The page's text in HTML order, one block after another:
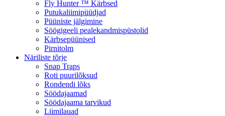
Fly Hunter ™ Kärbsed
Putukaliimipüüdjad
Püüniste jälgimine
Söögigeeli pealekandmispüstolid
Kärbsepüünised
Pirnitolm
Näriliste tõrje
Snap Traps
Roti puurilõksud
Rondendi lõks
Söödajaamad
Söödajaama tarvikud
Liimilauad